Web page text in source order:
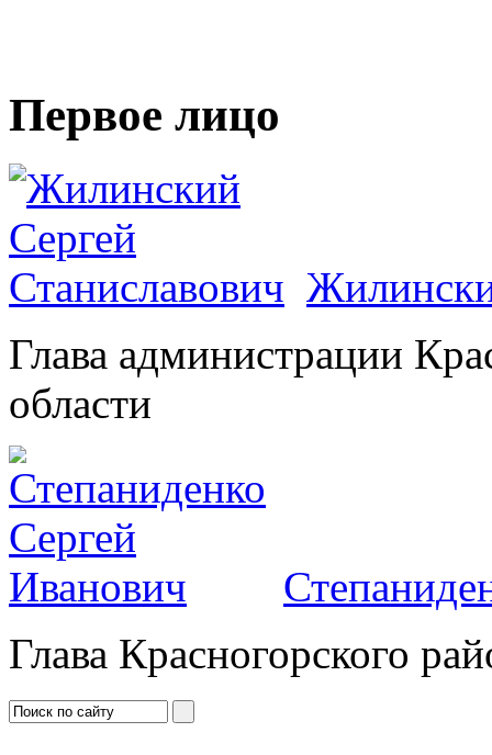
Первое лицо
Глава администрации
области
Глава Красногорского